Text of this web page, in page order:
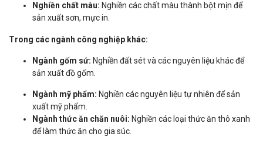
Nghiền chất màu: Nghiền các chất màu thành bột mịn để
sản xuất sơn, mực in.
Trong các ngành công nghiệp khác:
Ngành gốm sứ: Nghiền đất sét và các nguyên liệu khác để
sản xuất đồ gốm.
Ngành mỹ phẩm: Nghiền các nguyên liệu tự nhiên để sản
xuất mỹ phẩm.
Ngành thức ăn chăn nuôi: Nghiền các loại thức ăn thô xanh
để làm thức ăn cho gia súc.